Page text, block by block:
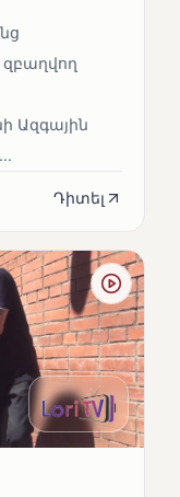
Ազգային
Դիտել